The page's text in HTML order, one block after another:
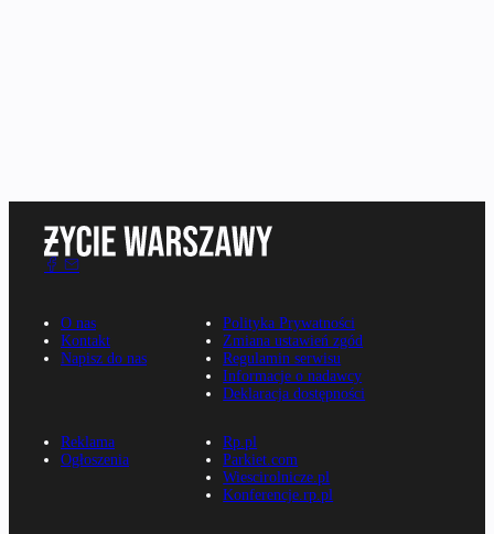
O nas
Kontakt
Napisz do nas
Polityka Prywatności
Zmiana ustawień zgód
Regulamin serwisu
Informacje o nadawcy
Deklaracja dostępności
Reklama
Ogłoszenia
Rp.pl
Parkiet.com
Wiescirolnicze.pl
Konferencje.rp.pl